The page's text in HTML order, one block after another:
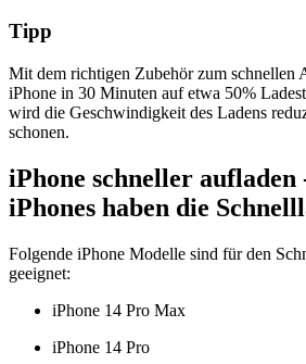
Tipp
Mit dem richtigen Zubehör zum schnellen
iPhone in 30 Minuten auf etwa 50%
wird die Geschwindigkeit des Ladens
schonen.
iPhone schneller aufladen
iPhones haben die
Folgende iPhone Modelle sind für den
geeignet:
iPhone 14 Pro Max
iPhone 14 Pro